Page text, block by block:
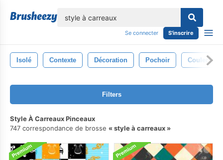
Se connecter S'inscrire
Isolé Contexte Décoration Pochoir Couler
Filters
Style À Carreaux Pinceaux
747 correspondance de brosse
style à carreaux